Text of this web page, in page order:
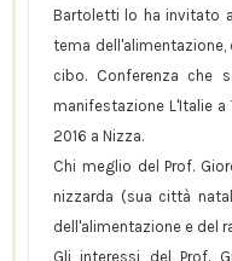
Bartoletti lo ha invitato
tema dell'alimentazione,
cibo. Conferenza che
manifestazione L'Italie
2016 a Nizza.
Chi meglio del Prof.
nizzarda (sua città
dell'alimentazione e del
Gli interessi del Prof.